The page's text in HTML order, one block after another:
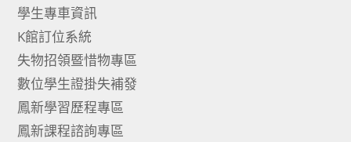
學生專車資訊
K館訂位系統
失物招領暨惜物專區
數位學生證掛失補發
鳳新學習歷程專區
鳳新課程諮詢專區